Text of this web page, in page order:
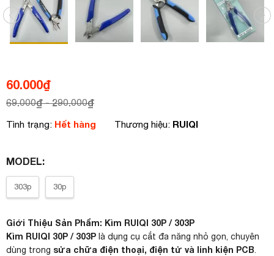
60.000₫
69.000₫- 290.000₫
Tình trạng: Hết hàng Thương hiệu: RUIQI
MODEL:
303p 30p
Giới Thiệu Sản Phẩm: Kìm RUIQI 30P / 303P
Kìm RUIQI 30P / 303P là dụng cụ cắt đa năng nhỏ gọn, chuyên
dùng trong sửa chữa điện thoại, điện tử và linh kiện PCB.